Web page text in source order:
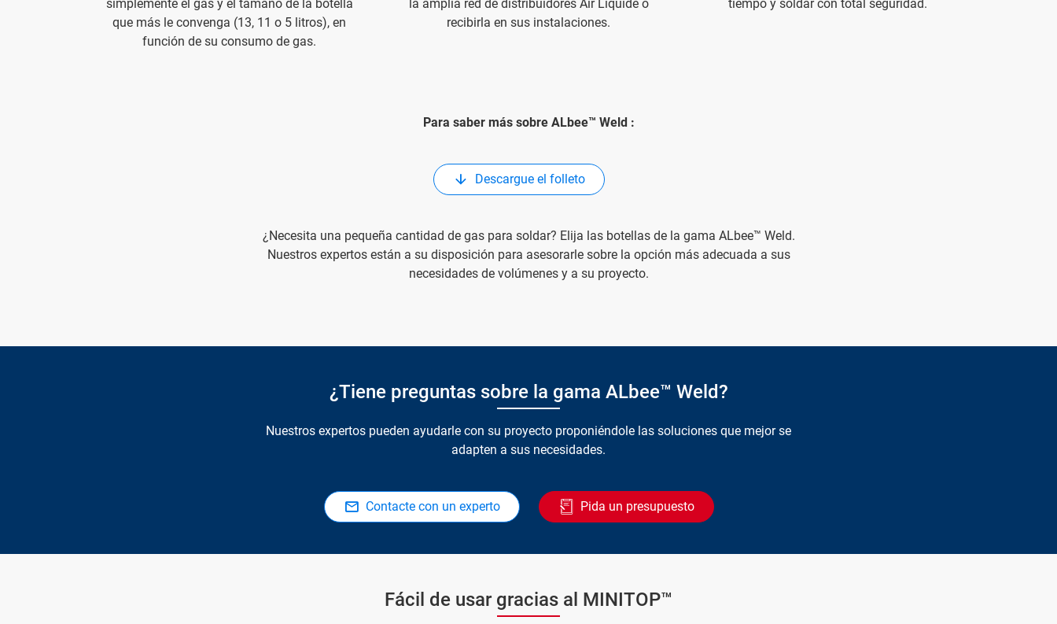
simplemente el gas y el tamaño de la botella
que más le convenga (13, 11 o 5 litros), en
función de su consumo de gas.
la amplia red de distribuidores Air Liquide o
recibirla en sus instalaciones.
tiempo y soldar con total seguridad.
Para saber más sobre ALbee™ Weld :
Descargue el folleto
¿Necesita una pequeña cantidad de gas para soldar? Elija las botellas de la gama ALbee™ Weld.
Nuestros expertos están a su disposición para asesorarle sobre la opción más adecuada a sus
necesidades de volúmenes y a su proyecto.
¿Tiene preguntas sobre la gama ALbee™ Weld?
Nuestros expertos pueden ayudarle con su proyecto proponiéndole las soluciones que mejor se
adapten a sus necesidades.
Contacte con un experto Pida un presupuesto
Fácil de usar gracias al MINITOP™